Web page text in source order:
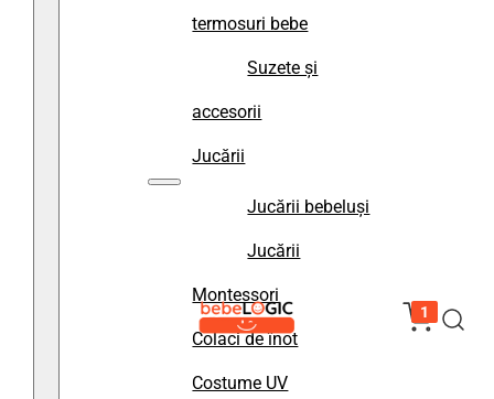
termosuri bebe
Suzete și
accesorii
Jucării
Jucării bebeluși
Jucării
Montessori
Colaci de înot
Costume UV
1